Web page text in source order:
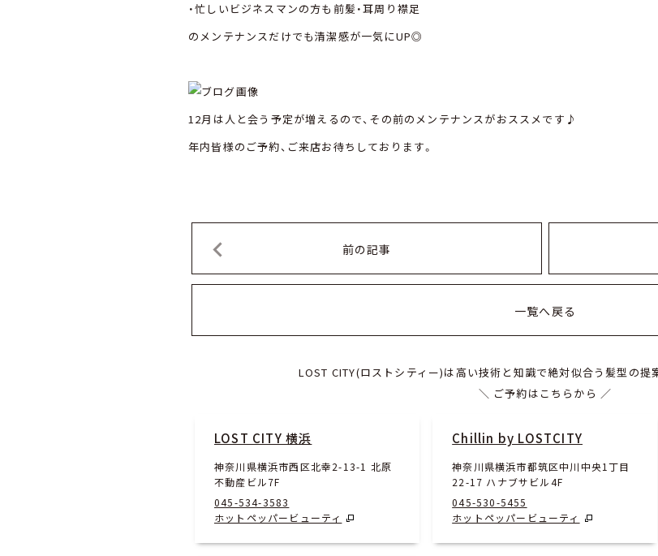
・忙しいビジネスマンの方も前髪・耳周り襟足
のメンテナンスだけでも清潔感が一気にUP◎
12月は人と会う予定が増えるので、その前のメンテナンスがおススメです♪
年内皆様のご予約、ご来店お待ちしております。
前の記事
一覧へ戻る
LOST CITY(ロストシティー)は高い技術と知識で絶対似合う髪型の提
＼ ご予約はこちらから ／
LOST CITY 横浜
神奈川県横浜市西区北幸2-13-1 北原
不動産ビル7F
045-534-3583
ホットペッパービューティ
Chillin by LOSTCITY
神奈川県横浜市都筑区中川中央1丁目
22-17 ハナブサビル4F
045-530-5455
ホットペッパービューティ